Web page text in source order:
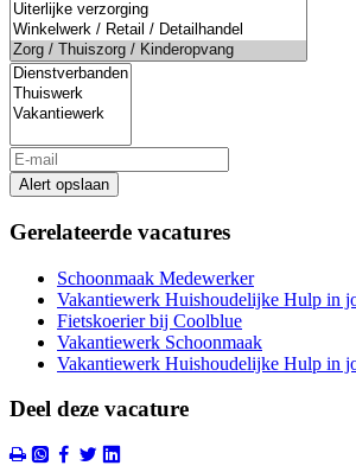
Alert opslaan
Gerelateerde vacatures
Schoonmaak Medewerker
Vakantiewerk Huishoudelijke Hulp in
Fietskoerier bij Coolblue
Vakantiewerk Schoonmaak
Vakantiewerk Huishoudelijke Hulp in
Deel deze vacature